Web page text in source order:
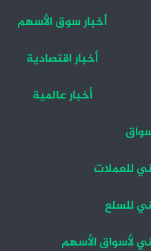
أخبار سوق الأسهم
أخبار اقتصادية
أخبار عالمية
للعملات
للسلع
لأسواق الأسهم